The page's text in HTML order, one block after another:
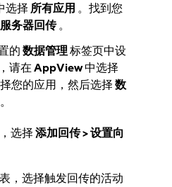
选择所有应用 ​ 。找到您
服务器回传​ 。
的数据管理​ 标签页中设
请在AppView​ 中选择
您的应用，然后选择数
选择添加回传 > 设置向
，选择触发回传的活动